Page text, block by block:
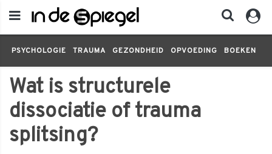
PSYCHOLOGIE TRAUMA GEZONDHEID OPVOEDING BOEKEN
Wat is structurele
dissociatie of trauma
splitsing?